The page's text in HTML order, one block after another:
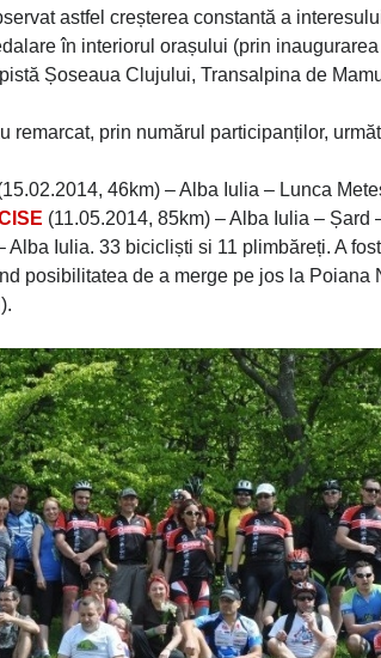
astfel creșterea constantă a
în interiorul orașului (prin
Șoseaua Clujului, Transalpina de
remarcat, prin numărul participanților,
46km) – Alba Iulia – Lunca
(11.05.2014, 85km) – Alba Iulia –
Iulia. 33 bicicliști si 11 plimbăreți. A
posibilitatea de a merge pe jos la Poiana